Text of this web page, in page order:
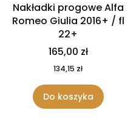
Nakładki progowe Alfa
Romeo Giulia 2016+ / fl
22+
165,00 zł
134,15 zł
Do koszyka